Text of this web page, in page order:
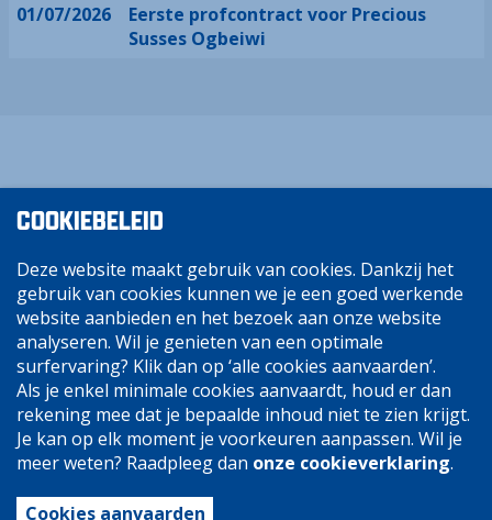
01/07/2026
Eerste profcontract voor Precious
Susses Ogbeiwi
Disclaimer
COOKIEBELEID
Deze website maakt gebruik van cookies. Dankzij het
gebruik van cookies kunnen we je een goed werkende
website aanbieden en het bezoek aan onze website
analyseren. Wil je genieten van een optimale
surfervaring? Klik dan op ‘alle cookies aanvaarden’.
Als je enkel minimale cookies aanvaardt, houd er dan
rekening mee dat je bepaalde inhoud niet te zien krijgt.
Je kan op elk moment je voorkeuren aanpassen. Wil je
meer weten? Raadpleeg dan onze cookieverklaring.
Cookies aanvaarden